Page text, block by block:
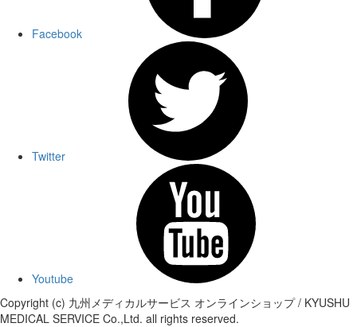
Facebook
Twitter
Youtube
Copyright (c) 九州メディカルサービス オンラインショップ / KYUSHU
MEDICAL SERVICE Co.,Ltd. all rights reserved.